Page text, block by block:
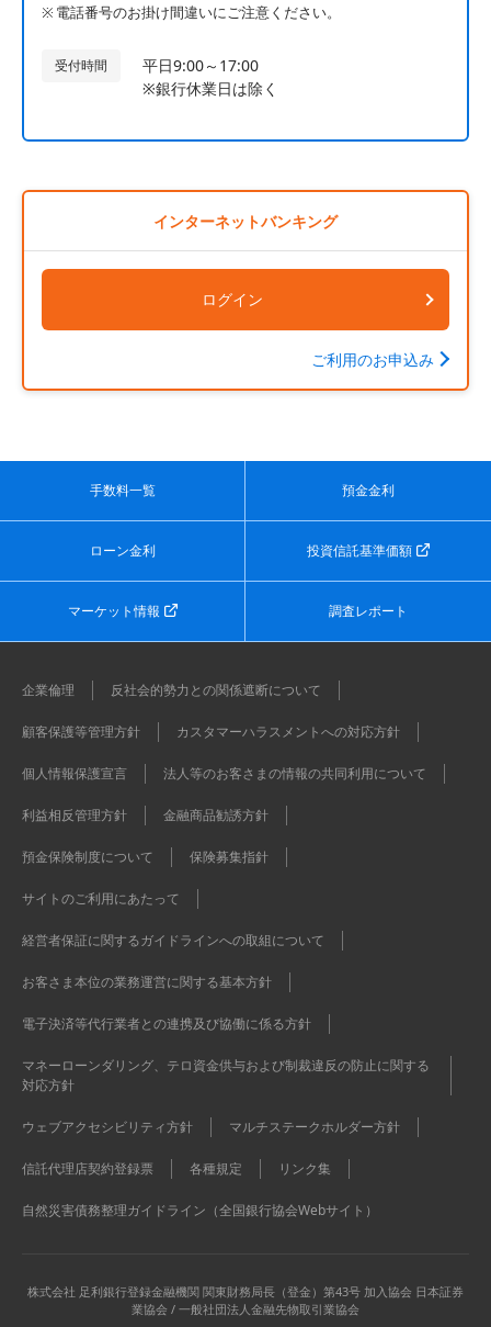
電話番号のお掛け間違いにご注意ください。
受付時間
平日9:00～17:00
※銀行休業日は除く
インターネットバンキング
ログイン
ご利用のお申込み
手数料一覧 預金金利
ローン金利 投資信託基準価額
マーケット情報 調査レポート
企業倫理 反社会的勢力との関係遮断について
顧客保護等管理方針 カスタマーハラスメントへの対応方針
個人情報保護宣言 法人等のお客さまの情報の共同利用について
利益相反管理方針 金融商品勧誘方針
預金保険制度について 保険募集指針
サイトのご利用にあたって
経営者保証に関するガイドラインへの取組について
お客さま本位の業務運営に関する基本方針
電子決済等代行業者との連携及び協働に係る方針
マネーローンダリング、テロ資金供与および制裁違反の防止に関する
対応方針
ウェブアクセシビリティ方針 マルチステークホルダー方針
信託代理店契約登録票 各種規定 リンク集
自然災害債務整理ガイドライン（全国銀行協会Webサイト）
株式会社 足利銀行登録金融機関 関東財務局長（登金）第43号 加入協会 日本証券
業協会 / 一般社団法人金融先物取引業協会